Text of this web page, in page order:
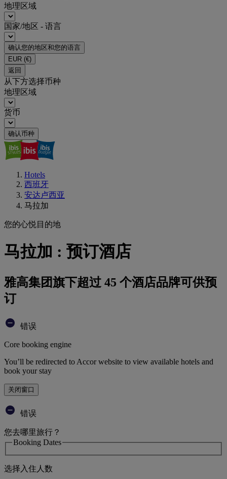
地理区域
国家/地区 - 语言
确认您的地区和您的语言
EUR (€)
返回
从下方选择币种
地理区域
货币
确认币种
Hotels
西班牙
安达卢西亚
马拉加
您的心悦目的地
马拉加 : 预订酒店
雅高集团旗下超过 45 个酒店品牌可供预
订
错误
Core booking engine
You’ll be redirected to Accor website to view available hotels and
book your stay
关闭窗口
错误
您去哪里旅行？
Booking Dates
选择入住人数